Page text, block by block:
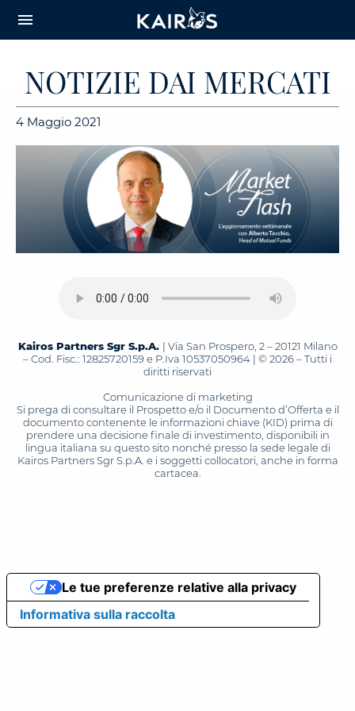
CONTENT
menu
NOTIZIE DAI MERCATI
4 Maggio 2021
Kairos Partners Sgr S.p.A. | Via San Prospero, 2 – 20121 Milano
– Cod. Fisc.: 12825720159 e P.Iva 10537050964 | © 2026 – Tutti i
diritti riservati
Comunicazione di marketing
Si prega di consultare il Prospetto e/o il Documento d’Offerta e il
documento contenente le informazioni chiave (KID) prima di
prendere una decisione finale di investimento, disponibili in
lingua italiana su questo sito nonché presso la sede legale di
Kairos Partners Sgr S.p.A. e i soggetti collocatori, anche in forma
cartacea.
Informativa sulla raccolta
Le tue preferenze relative alla privacy